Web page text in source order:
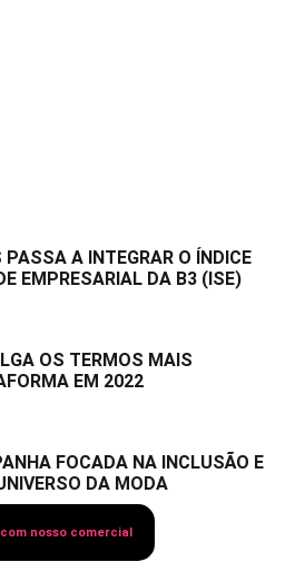
PASSA A INTEGRAR O ÍNDICE
EMPRESARIAL DA B3 (ISE)
OS TERMOS MAIS
EM 2022
FOCADA NA INCLUSÃO E
DA MODA
nosso comercial